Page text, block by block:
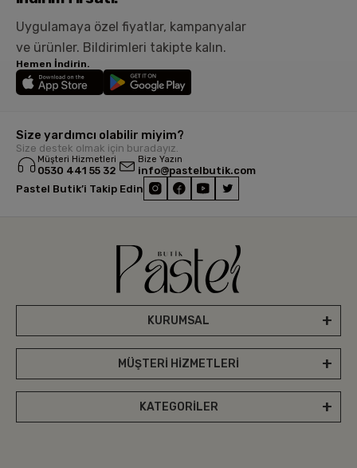
Uygulamaya özel fiyatlar, kampanyalar
ve ürünler. Bildirimleri takipte kalın.
Hemen İndirin.
Size yardımcı olabilir miyim?
Size destek olmak için buradayız.
Müşteri Hizmetleri
0530 441 55 32
Bize Yazın
info@pastelbutik.com
Pastel Butik’i Takip Edin
KURUMSAL
MÜŞTERİ HİZMETLERİ
KATEGORİLER